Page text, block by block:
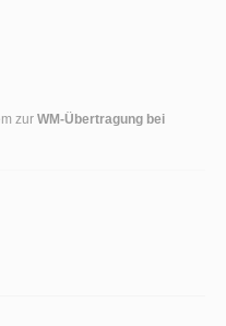
zurWM-Übertragung bei